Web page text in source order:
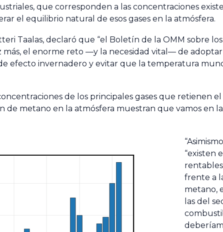
que corresponden a las concentraciones
el equilibrio natural de esos gases en la atmósfera.
Taalas, declaró que “el Boletín de la OMM sobre
más, el enorme reto —y la necesidad vital— de
efecto invernadero y evitar que la temperatura
de los principales gases que retienen el
de metano en la atmósfera muestran que vamos en
“existen
frente a
metano,
las del